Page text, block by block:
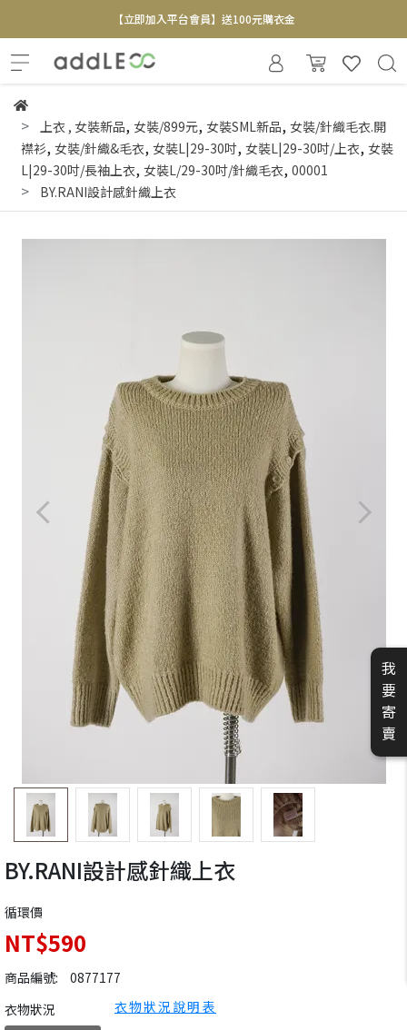
【立即加入平台會員】送100元購衣金
全新寄賣服務即將上線 敬請期待
上衣 , 女裝新品, 女裝/899元, 女裝SML新品, 女裝/針織毛衣.開
襟衫, 女裝/針織&毛衣, 女裝L|29-30吋, 女裝L|29-30吋/上衣, 女裝
L|29-30吋/長袖上衣, 女裝L/29-30吋/針織毛衣, 00001
BY.RANI設計感針織上衣
BY.RANI設計感針織上衣
循環價
NT$590
商品編號:
0877177
衣物狀況
衣物狀況說明表
我
要
寄
賣